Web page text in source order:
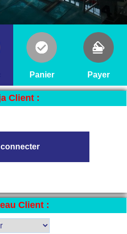
Panier Payer
Client :
Client :